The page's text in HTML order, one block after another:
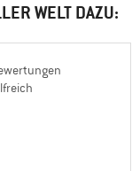
WELT DAZU: